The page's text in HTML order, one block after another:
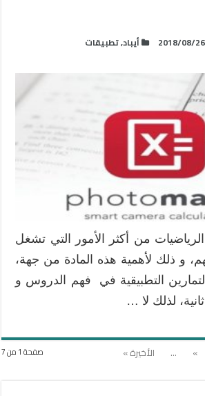
2018/08/26 أيباد,تطبيقات
من أكثر الأمور التي تشغل
و ذلك لأهمية هذه المادة من جهة،
التطبيقية في فهم الدروس و
لذلك لا …
صفحة 1 من 7 »
... الأخيرة »